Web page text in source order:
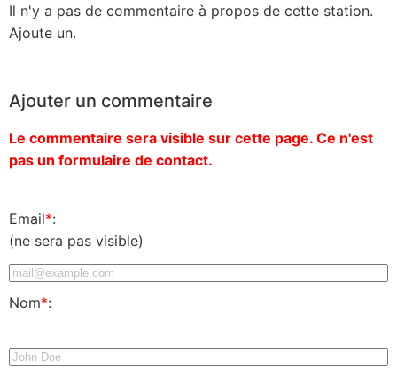
Il n'y a pas de commentaire à propos de cette station.
Ajoute un.
Ajouter un commentaire
Le commentaire sera visible sur cette page. Ce n'est
pas un formulaire de contact.
Email*:
(ne sera pas visible)
Nom*: